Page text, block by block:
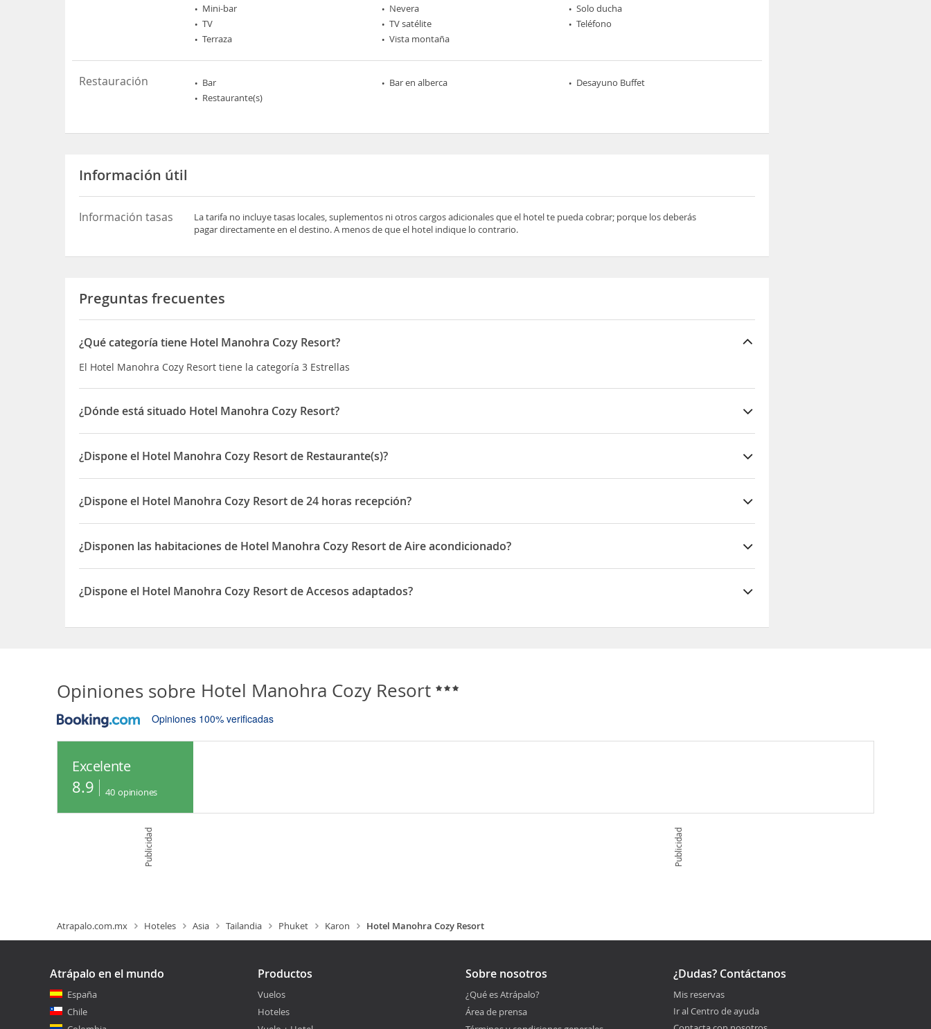
Mini-bar
Nevera
Solo ducha
TV
TV satélite
Teléfono
Terraza
Vista montaña
Restauración Bar Bar en alberca
Desayuno Buffet
Restaurante(s)
Información útil
Información tasas
La tarifa no incluye tasas locales, suplementos ni otros cargos adicionales que el hotel te pueda cobrar; porque los deberás
pagar directamente en el destino. A menos de que el hotel indique lo contrario.
Preguntas frecuentes
¿Qué categoría tiene Hotel Manohra Cozy Resort?
El Hotel Manohra Cozy Resort tiene la categoría 3 Estrellas
¿Dónde está situado Hotel Manohra Cozy Resort?
El Hotel Manohra Cozy Resort está situado en 10 Soi Patak 16 Karon
¿Dispone el Hotel Manohra Cozy Resort de Restaurante(s)?
Sí, el Hotel Manohra Cozy Resort dispone de Restaurante(s)
¿Dispone el Hotel Manohra Cozy Resort de 24 horas recepción?
Sí, el Hotel Manohra Cozy Resort dispone de 24 horas recepción
¿Disponen las habitaciones de Hotel Manohra Cozy Resort de Aire acondicionado?
Sí, las habitaciones del Hotel Manohra Cozy Resort disponen de Aire acondicionado
¿Dispone el Hotel Manohra Cozy Resort de Accesos adaptados?
Opiniones sobre Hotel Manohra Cozy Resort
Opiniones 100% verificadas
Excelente
8.9 40 opiniones
Publicidad Publicidad
Atrapalo.com.mx Hoteles Asia Tailandia Phuket Karon Hotel Manohra Cozy Resort
Atrápalo en el mundo
España
Chile
Productos
Vuelos
Hoteles
Sobre nosotros
¿Qué es Atrápalo?
Área de prensa
¿Dudas? Contáctanos
Mis reservas
Ir al Centro de ayuda